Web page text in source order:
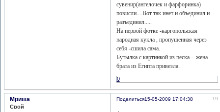
сувенир(ангелочек и фарфоринка)
повисли....Вот так инет и объединил и
разъединил.....
На первой фотке -каргопольская
народная кукла , пропущенная через
себя -сшила сама.
Бутылка с картинкой из песка - жена
брата из Египта привезла.
0
Поделиться 19
15-05-2009 17:04:38
Мриша
Свой